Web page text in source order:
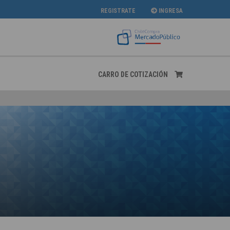
REGISTRATE INGRESA
CARRO DE COTIZACIÓN